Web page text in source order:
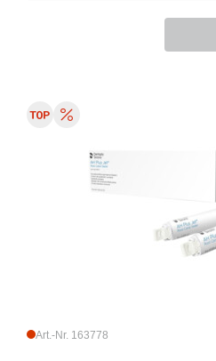
Art.-Nr. 163778